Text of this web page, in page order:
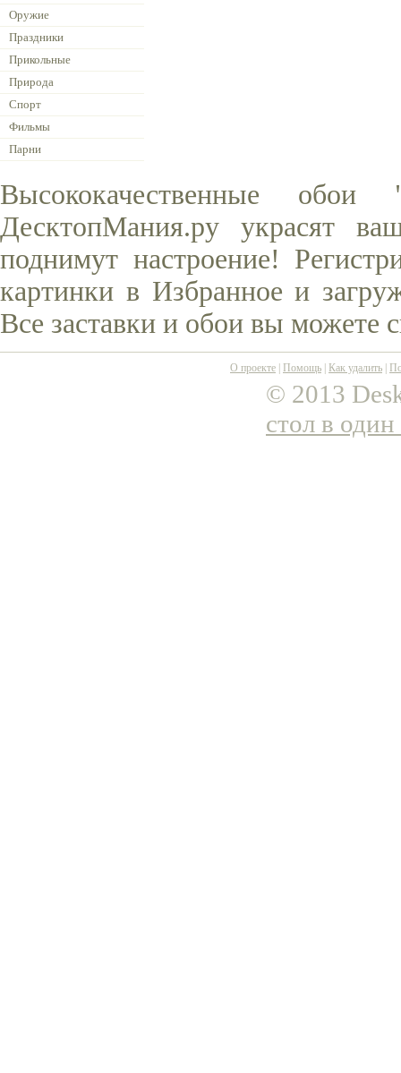
Оружие
Праздники
Прикольные
Природа
Спорт
Фильмы
Парни
Высококачественные
ДесктопМания.ру украсят
поднимут настроение!
картинки в Избранное и
Все заставки и обои вы можете
О проекте Помощь Как удалить
© 2013
стол в